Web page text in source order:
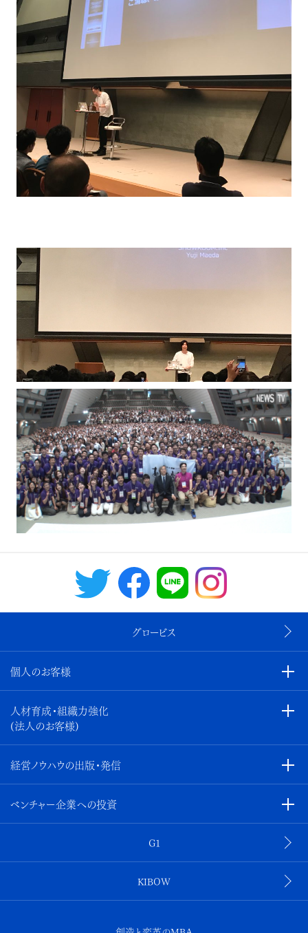
グロービス
個人のお客様
人材育成・組織力強化
(法人のお客様)
経営ノウハウの出版・発信
ベンチャー企業への投資
G1
KIBOW